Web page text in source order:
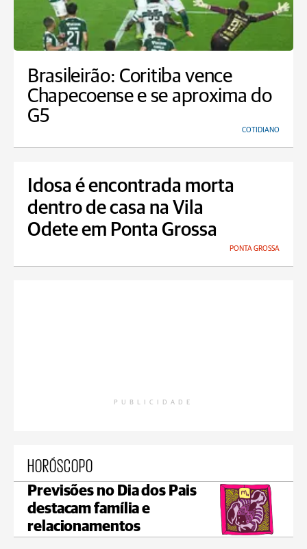
Brasileirão: Coritiba vence
Chapecoense e se aproxima do
G5
COTIDIANO
Idosa é encontrada morta
dentro de casa na Vila
Odete em Ponta Grossa
PONTA GROSSA
PUBLICIDADE
HORÓSCOPO
Previsões no Dia dos Pais
destacam família e
relacionamentos